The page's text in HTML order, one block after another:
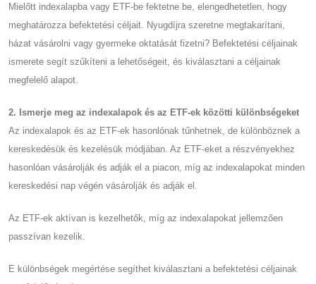
Mielőtt indexalapba vagy ETF-be fektetne be, elengedhetetlen, hogy
meghatározza befektetési céljait. Nyugdíjra szeretne megtakarítani,
házat vásárolni vagy gyermeke oktatását fizetni? Befektetési céljainak
ismerete segít szűkíteni a lehetőségeit, és kiválasztani a céljainak
megfelelő alapot.
2. Ismerje meg az indexalapok és az ETF-ek közötti különbségeket
Az indexalapok és az ETF-ek hasonlónak tűnhetnek, de különböznek a
kereskedésük és kezelésük módjában. Az ETF-eket a részvényekhez
hasonlóan vásárolják és adják el a piacon, míg az indexalapokat minden
kereskedési nap végén vásárolják és adják el.
Az ETF-ek aktívan is kezelhetők, míg az indexalapokat jellemzően
passzívan kezelik.
E különbségek megértése segíthet kiválasztani a befektetési céljainak